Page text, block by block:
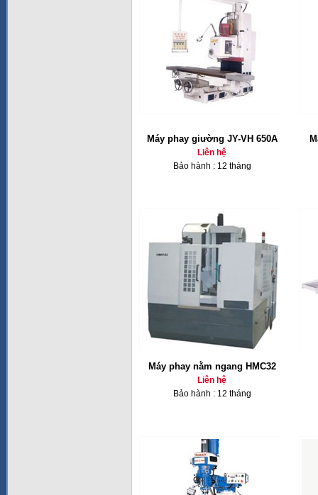
Máy phay giường JY-VH 650A
Liên hệ
Bảo hành : 12 tháng
Máy phay nằm ngang HMC32
Liên hệ
Bảo hành : 12 tháng